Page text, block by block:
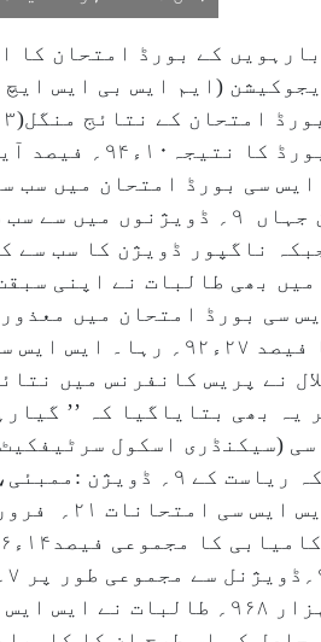
کے بورڈ امتحان کا
ڈویژن کا سب سے کم نتیجہ۷۸ء۹۰؍
سی بورڈ امتحان میں
کامیابی کا فیصد
نے پریس کانفرنس میں
یہ بھی بتایاگیا کہ ’’
اسکول سرٹیفکیٹ ) کے نتائج معمول
واضح رہے کہ ریاست
۲۱؍ فروری تا۱۷؍ مارچ ۲۰۲۵ء منعقد کئے گئے تھے۔
کا مجموعی فیصد۱۴ء۹۶؍رہا